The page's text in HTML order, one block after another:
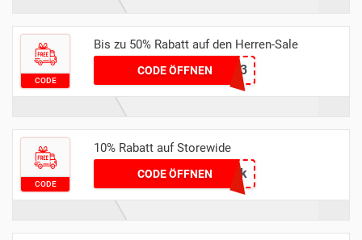
CODE
Bis zu 50% Rabatt auf den Herren-Sale
CODE ÖFFNEN54003
CODE
10% Rabatt auf Storewide
CODE ÖFFNENschick